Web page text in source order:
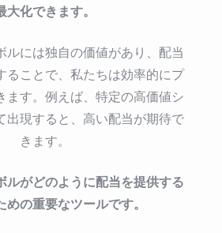
大化できます。
ルには独自の価値があり、配当
ることで、私たちは効率的にプ
ます。例えば、特定の高価値シ
出現すると、高い配当が期待で
きます。
ルがどのように配当を提供する
めの重要なツールです。